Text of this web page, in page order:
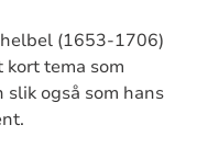
(1653-1706)
kort tema som
slik også som hans